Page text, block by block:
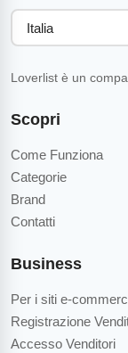
Scopri
Come Funziona
Categorie
Brand
Contatti
Business
Per i siti e-
Registrazione
Accesso Venditori
Loverlist è un